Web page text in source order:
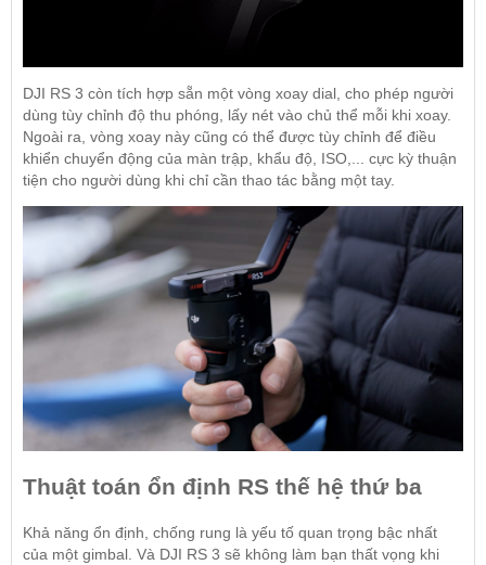
DJI RS 3 còn tích hợp sẵn một vòng xoay dial, cho phép người
dùng tùy chỉnh độ thu phóng, lấy nét vào chủ thể mỗi khi xoay.
Ngoài ra, vòng xoay này cũng có thể được tùy chỉnh để điều
khiển chuyển động của màn trập, khẩu độ, ISO,... cực kỳ thuận
tiện cho người dùng khi chỉ cần thao tác bằng một tay.
Thuật toán ổn định RS thế hệ thứ ba
Khả năng ổn định, chống rung là yếu tố quan trọng bậc nhất
của một gimbal. Và DJI RS 3 sẽ không làm bạn thất vọng khi